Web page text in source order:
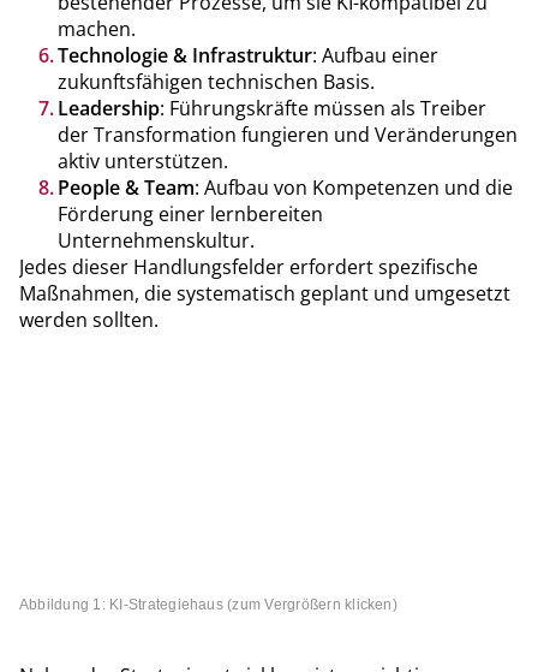
machen.
Technologie & Infrastruktur: Aufbau einer
zukunftsfähigen technischen Basis.
Leadership: Führungskräfte müssen als Treiber
der Transformation fungieren und Veränderungen
aktiv unterstützen.
People & Team: Aufbau von Kompetenzen und die
Förderung einer lernbereiten
Unternehmenskultur.
Jedes dieser Handlungsfelder erfordert spezifische
Maßnahmen, die systematisch geplant und umgesetzt
werden sollten.
Abbildung 1: KI-Strategiehaus (zum Vergrößern klicken)